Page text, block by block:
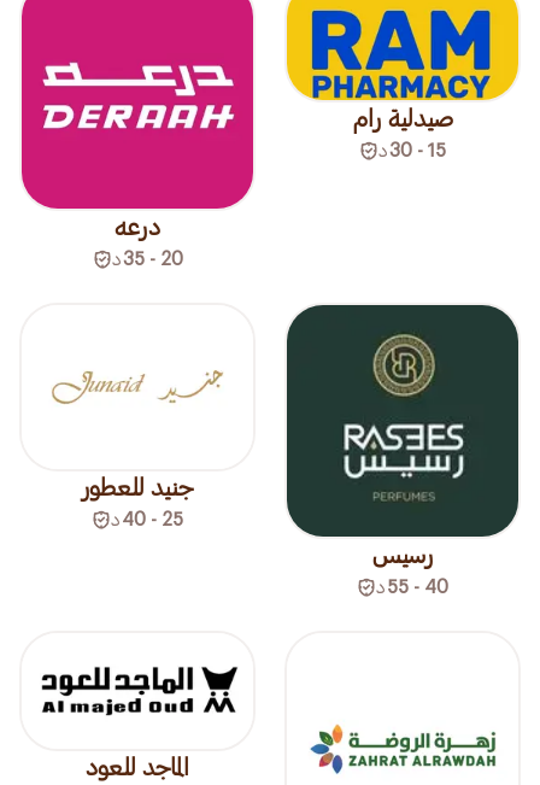
صيدلية رام
15 - 30 د
درعه
20 - 35 د
رسيس
40 - 55 د
جنيد للعطور
25 - 40 د
الماجد للعود